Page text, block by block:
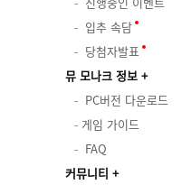
입추 속담
당첨자발표
뮤 모나크 정보
PC버전 다운로드
게임 가이드
FAQ
커뮤니티